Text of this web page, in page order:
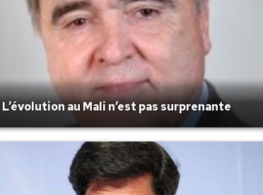
L’évolution au Mali n’est pas surprenante